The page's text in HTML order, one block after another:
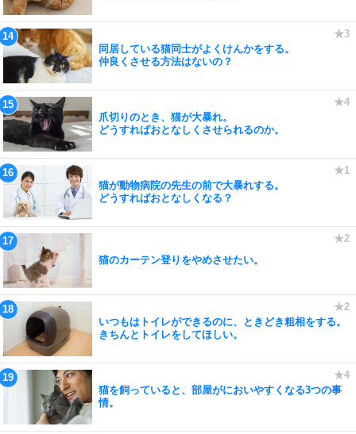
同居している猫同士がよくけんかをする。
仲良くさせる方法はないの？
爪切りのとき、猫が大暴れ。
どうすればおとなしくさせられるのか。
猫が動物病院の先生の前で大暴れする。
どうすればおとなしくなる？
猫のカーテン登りをやめさせたい。
いつもはトイレができるのに、ときどき粗相をする。
きちんとトイレをしてほしい。
猫を飼っていると、部屋がにおいやすくなる3つの事
情。